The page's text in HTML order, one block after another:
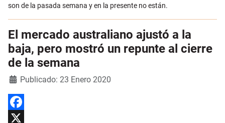
son de la pasada semana y en la presente no están.
El mercado australiano ajustó a la
baja, pero mostró un repunte al cierre
de la semana
DetallesPublicado: 23 Enero 2020
Facebook